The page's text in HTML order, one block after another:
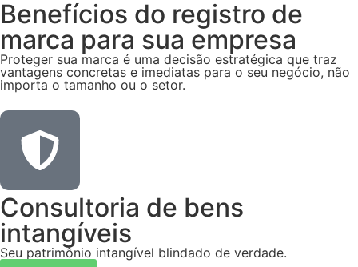
Benefícios do registro de
marca para sua empresa
Proteger sua marca é uma decisão estratégica que traz
vantagens concretas e imediatas para o seu negócio, não
importa o tamanho ou o setor.
Consultoria de bens
intangíveis
Seu patrimônio intangível blindado de verdade.